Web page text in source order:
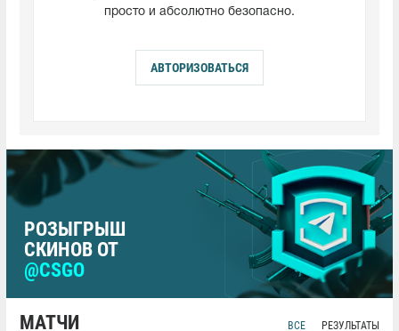
просто и абсолютно безопасно.
АВТОРИЗОВАТЬСЯ
РОЗЫГРЫШ
СКИНОВ ОТ
@CSGO
МАТЧИ ВСЕ РЕЗУЛЬТАТЫ